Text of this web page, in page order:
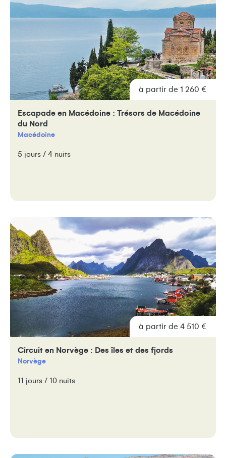
à partir de 1 260 €
Escapade en Macédoine : Trésors de Macédoine
du Nord
Macédoine
5 jours / 4 nuits
à partir de 4 510 €
Circuit en Norvège : Des îles et des fjords
Norvège
11 jours / 10 nuits